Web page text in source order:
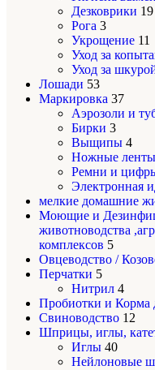
Дезковрики 19
Рога 3
Укрощение 11
Уход за
Уход за
Лошади 53
Маркировка 37
Аэрозоли и
Бирки 3
Выщипы 4
Ножные ленты
Ремни и
Электронная
мелкие домашние
Моющие и
животноводства
комплексов 5
Овцеводство /
Перчатки 5
Нитрил 4
Пробиотки и
Свиноводство 12
Шприцы, иглы,
Иглы 40
Нейлоновые